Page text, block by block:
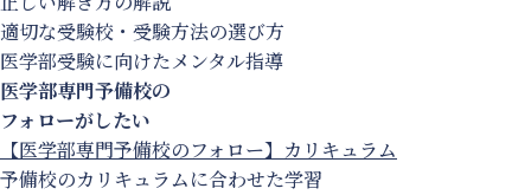
適切な受験校・受験方法の選び方
医学部受験に向けたメンタル指導
医学部専門予備校の
フォローがしたい
【医学部専門予備校のフォロー】カリキュラム
予備校のカリキュラムに合わせた学習